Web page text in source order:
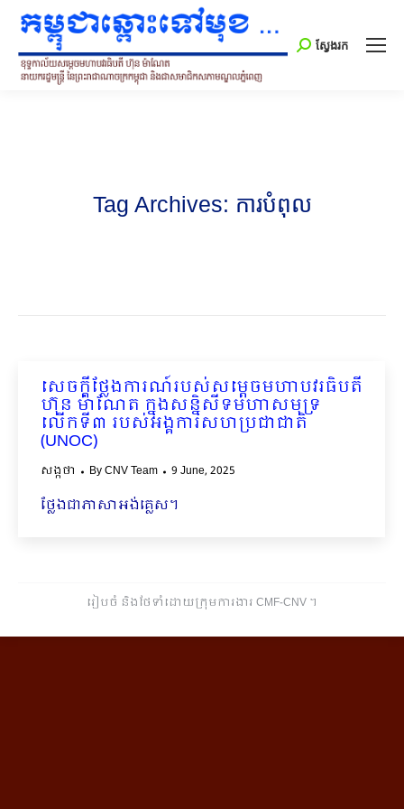
Search:
ស្វែងរក
Tag Archives: ការបំពុល
សេចក្តីថ្លែងការណ៍របស់សម្តេចមហាបវរធិបតី
ហ៊ុន ម៉ាណែត ក្នុងសន្និសីទមហាសមុទ្រ
លើកទី៣ របស់អង្គការសហប្រជាជាតិ
(UNOC)
សង្កថា ByCNV Team 9 June, 2025
ថ្លែងជាភាសាអង់គ្លេស។
រៀបចំ និងថែទាំដោយក្រុមការងារ CMF-CNV ​។